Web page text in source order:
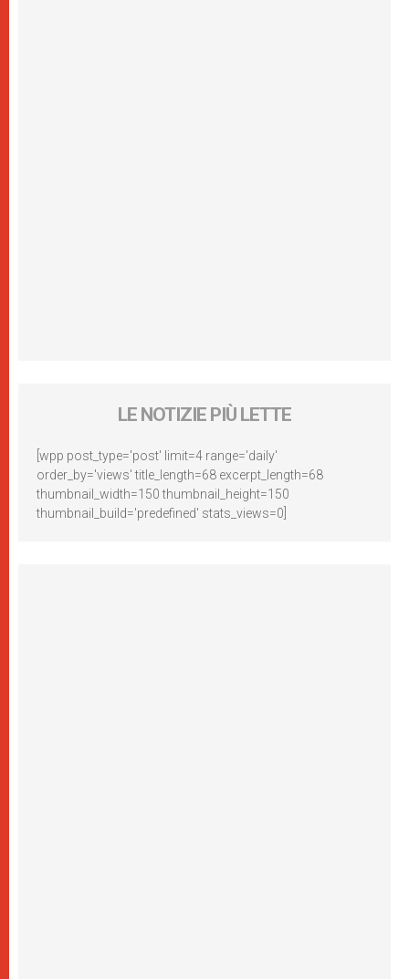
LE NOTIZIE PIÙ LETTE
[wpp post_type='post' limit=4 range='daily'
order_by='views' title_length=68 excerpt_length=68
thumbnail_width=150 thumbnail_height=150
thumbnail_build='predefined' stats_views=0]